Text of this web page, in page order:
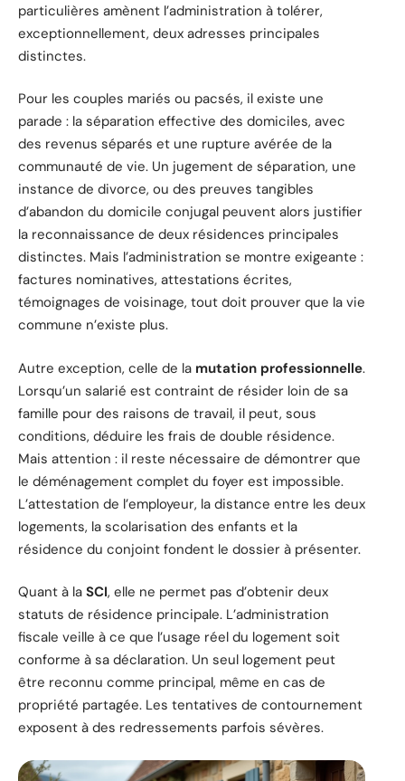
particulières amènent l’administration à tolérer,
exceptionnellement, deux adresses principales
distinctes.
Pour les couples mariés ou pacsés, il existe une
parade : la séparation effective des domiciles, avec
des revenus séparés et une rupture avérée de la
communauté de vie. Un jugement de séparation, une
instance de divorce, ou des preuves tangibles
d’abandon du domicile conjugal peuvent alors justifier
la reconnaissance de deux résidences principales
distinctes. Mais l’administration se montre exigeante :
factures nominatives, attestations écrites,
témoignages de voisinage, tout doit prouver que la vie
commune n’existe plus.
Autre exception, celle de la mutation professionnelle.
Lorsqu’un salarié est contraint de résider loin de sa
famille pour des raisons de travail, il peut, sous
conditions, déduire les frais de double résidence.
Mais attention : il reste nécessaire de démontrer que
le déménagement complet du foyer est impossible.
L’attestation de l’employeur, la distance entre les deux
logements, la scolarisation des enfants et la
résidence du conjoint fondent le dossier à présenter.
Quant à la SCI, elle ne permet pas d’obtenir deux
statuts de résidence principale. L’administration
fiscale veille à ce que l’usage réel du logement soit
conforme à sa déclaration. Un seul logement peut
être reconnu comme principal, même en cas de
propriété partagée. Les tentatives de contournement
exposent à des redressements parfois sévères.